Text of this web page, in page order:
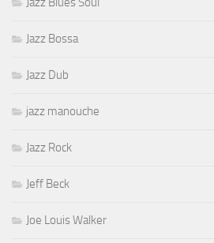
Jazz Bossa
Jazz Dub
jazz manouche
Jazz Rock
Jeff Beck
Joe Louis Walker